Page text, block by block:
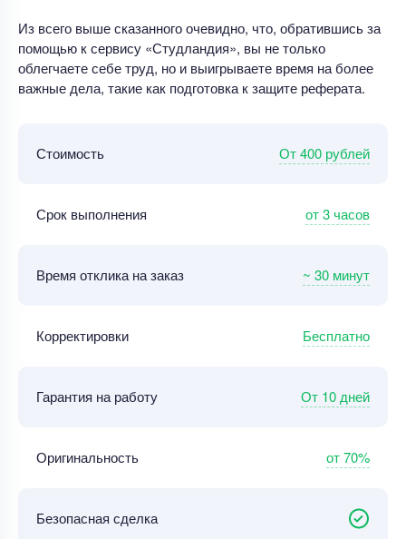
Из всего выше сказанного очевидно, что, обратившись за
помощью к сервису «Студландия», вы не только
облегчаете себе труд, но и выигрываете время на более
важные дела, такие как подготовка к защите реферата.
Стоимость От 400 рублей
Срок выполнения от 3 часов
Время отклика на заказ ~ 30 минут
Корректировки Бесплатно
Гарантия на работу От 10 дней
Оригинальность от 70%
Безопасная сделка